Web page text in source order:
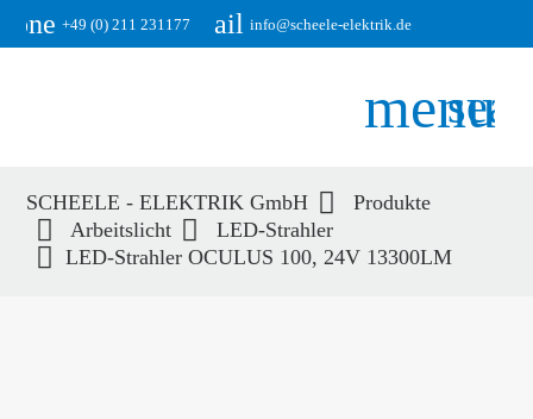
+49 (0) 211 231177email info@scheele-elektrik.de
menu
Suchbegriffe
SCHEELE - ELEKTRIK GmbH
Produkte
Arbeitslicht
LED-Strahler
LED-Strahler OCULUS 100, 24V 13300LM